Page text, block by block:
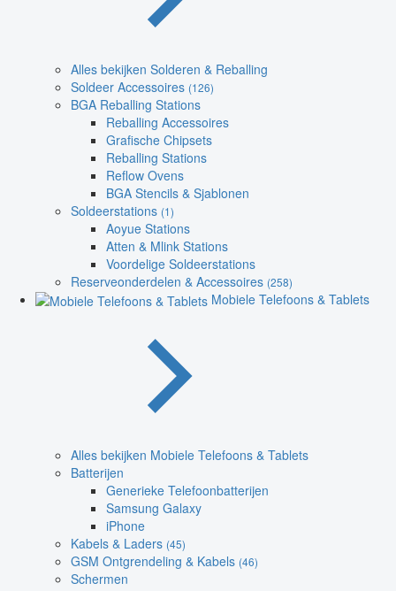
Alles bekijken Solderen & Reballing
Soldeer Accessoires (126)
BGA Reballing Stations
Reballing Accessoires
Grafische Chipsets
Reballing Stations
Reflow Ovens
BGA Stencils & Sjablonen
Soldeerstations (1)
Aoyue Stations
Atten & Mlink Stations
Voordelige Soldeerstations
Reserveonderdelen & Accessoires (258)
Mobiele Telefoons & Tablets
Alles bekijken Mobiele Telefoons & Tablets
Batterijen
Generieke Telefoonbatterijen
Samsung Galaxy
iPhone
Kabels & Laders (45)
GSM Ontgrendeling & Kabels (46)
Schermen